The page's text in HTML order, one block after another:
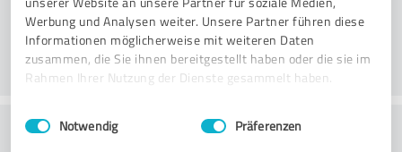
Werbung und Analysen weiter. Unsere Partner führen diese
Informationen möglicherweise mit weiteren Daten
zusammen, die Sie ihnen bereitgestellt haben oder die sie im
Rahmen Ihrer Nutzung der Dienste gesammelt haben.
Impressum Datenschutzbestimmungen
Einwilligungsauswahl
Notwendig Präferenzen
Kundservice